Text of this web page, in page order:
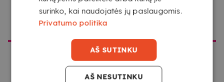
EITI Į COPYKREA USA
kuriuose žmonių srautas nuolatinis ir reikia patraukti
dėmesį iš bet kurios pusės.
surinko, kai naudojatės jų paslaugomis.
Privatumo politika
AŠ SUTINKU
AŠ NESUTINKU